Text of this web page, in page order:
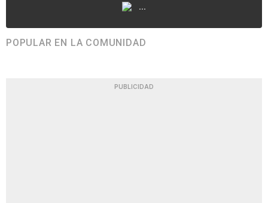
...
POPULAR EN LA COMUNIDAD
PUBLICIDAD